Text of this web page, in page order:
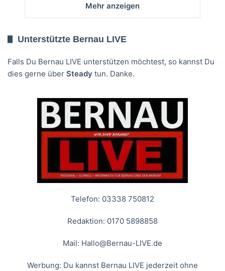
Mehr anzeigen
Unterstützte Bernau LIVE
Falls Du Bernau LIVE unterstützen möchtest, so kannst Du
dies gerne über Steady tun. Danke.
Telefon: 03338 750812
Redaktion: 0170 5898858
Mail: Hallo@Bernau-LIVE.de
Werbung: Du kannst Bernau LIVE jederzeit ohne